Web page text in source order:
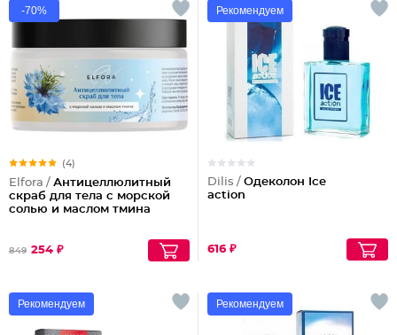
-70%
(4)
Elfora / Антицеллюлитный
скраб для тела с морской
солью и маслом тмина
849 254 ₽
Рекомендуем
Dilis / Одеколон Ice
action
616 ₽
Рекомендуем Рекомендуем